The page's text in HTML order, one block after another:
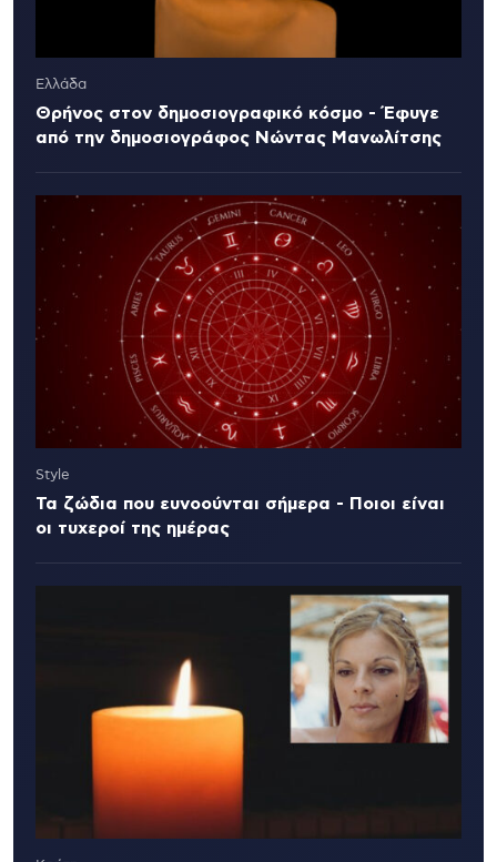
Ελλάδα
Θρήνος στον δημοσιογραφικό κόσμο - Έφυγε
από την δημοσιογράφος Νώντας Μανωλίτσης
Style
Τα ζώδια που ευνοούνται σήμερα - Ποιοι είναι
οι τυχεροί της ημέρας